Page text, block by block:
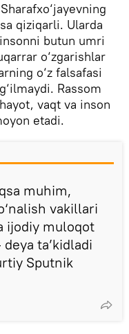
qiziqarli. Ularda
butun umri
o‘zgarishlar
o‘z falsafasi
Rassom
vaqt va inson
etadi.
muhim,
vakillari
ijodiy muloqot
ta’kidladi
Sputnik